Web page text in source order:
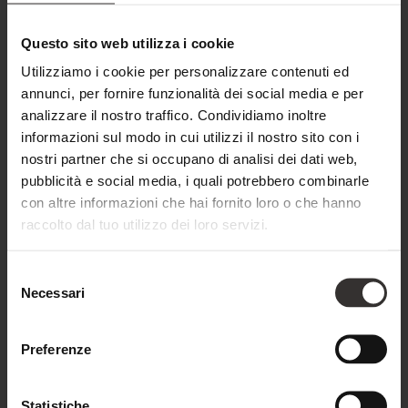
Questo sito web utilizza i cookie
Utilizziamo i cookie per personalizzare contenuti ed
annunci, per fornire funzionalità dei social media e per
analizzare il nostro traffico. Condividiamo inoltre
informazioni sul modo in cui utilizzi il nostro sito con i
nostri partner che si occupano di analisi dei dati web,
pubblicità e social media, i quali potrebbero combinarle
con altre informazioni che hai fornito loro o che hanno
raccolto dal tuo utilizzo dei loro servizi.
delNecessari
Preferenze
Statistiche
evento che ha dimostrato come il Carnevale possa essere
anche elegante, accogliente e pieno di gioia di vivere.
Anche per i piccoli ospiti il Carnevale è stato un vero
highlight. Al Kids Club si è festeggiato con entusiasmo sia il
Giovedì Grasso sia il Martedì Grasso. Con giochi, musica,
balli e costumi fantasiosi, lo spazio si è trasformato in un
mondo colorato di Carnevale. Qui si poteva ridere, ballare
occhi pieni di luce.
Questi giorni di Carnevale hanno reso visibile ciò che il
Feuerstein rappresenta durante tutto l’anno: leggerezza,